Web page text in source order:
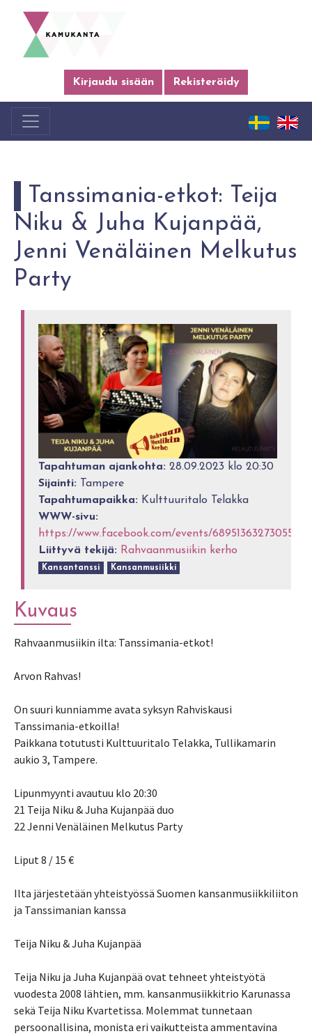
Kirjaudu sisään Rekisteröidy
Tanssimania-etkot: Teija
Niku & Juha Kujanpää,
Jenni Venäläinen Melkutus
Party
Tapahtuman ajankohta: 28.09.2023 klo 20:30
Sijainti: Tampere
Tapahtumapaikka: Kulttuuritalo Telakka
WWW-sivu:
https://www.facebook.com/events/689513632730550/
Liittyvä tekijä: Rahvaanmusiikin kerho
Kansantanssi Kansanmusiikki
Kuvaus
Rahvaanmusiikin ilta: Tanssimania-etkot!
Arvon Rahvas!
On suuri kunniamme avata syksyn Rahviskausi
Tanssimania-etkoilla!
Paikkana totutusti Kulttuuritalo Telakka, Tullikamarin
aukio 3, Tampere.
Lipunmyynti avautuu klo 20:30
21 Teija Niku & Juha Kujanpää duo
22 Jenni Venäläinen Melkutus Party
Liput 8 / 15 €
Ilta järjestetään yhteistyössä Suomen kansanmusiikkiliiton
ja Tanssimanian kanssa
Teija Niku & Juha Kujanpää
Teija Niku ja Juha Kujanpää ovat tehneet yhteistyötä
vuodesta 2008 lähtien, mm. kansanmusiikkitrio Karunassa
sekä Teija Niku Kvartetissa. Molemmat tunnetaan
persoonallisina, monista eri vaikutteista ammentavina